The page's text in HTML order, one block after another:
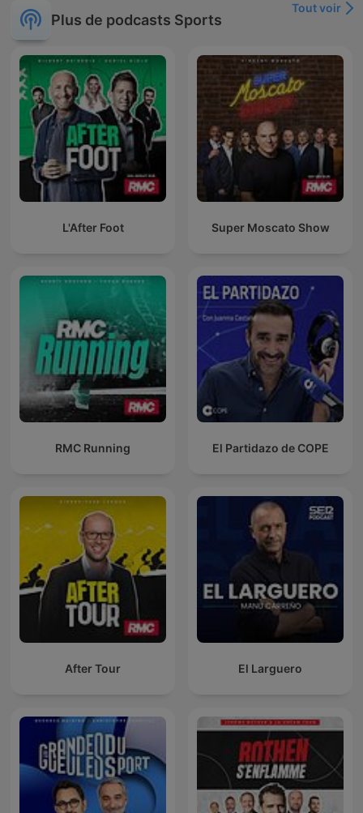
Plus de podcasts Sports
Tout voir
L'After Foot Super Moscato Show
RMC Running El Partidazo de COPE
After Tour El Larguero